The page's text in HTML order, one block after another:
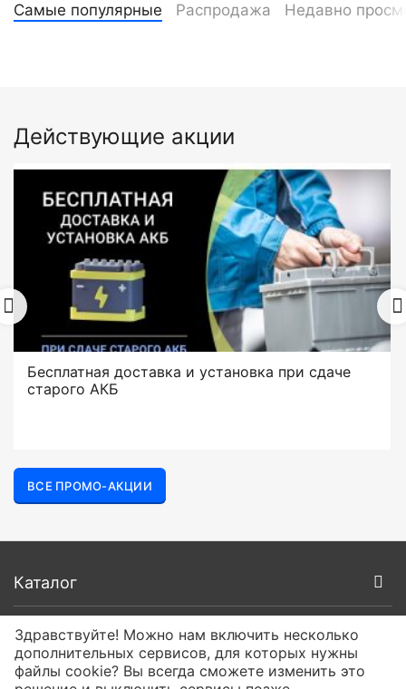
Самые популярные Распродажа Недавно
Действующие акции
Бесплатная доставка и установка при сдаче
старого АКБ
ВСЕ ПРОМО-АКЦИИ
Каталог
Покупателям
О компании
Здравствуйте! Можно нам включить несколько
дополнительных сервисов, для которых нужны
файлы cookie? Вы всегда сможете изменить это